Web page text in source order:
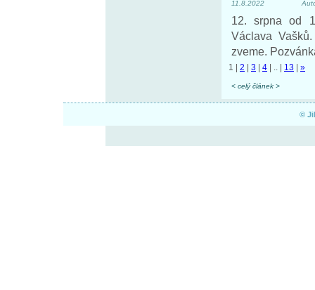
11.8.2022
12. srpna od
Václava
zveme.
< celý článek >
1 2 3 4 .. 13 »
©